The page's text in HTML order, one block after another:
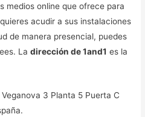
medios online que ofrece para
acudir a sus instalaciones
de manera presencial, puedes
Ladirección de 1and1 es la
3 Planta 5 Puerta C